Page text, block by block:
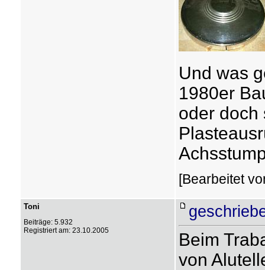
Und was
1980er
oder doch
[Bearbeitet
Toni
Beiträge: 5.932
Registriert am: 23.10.2005
Beim
von